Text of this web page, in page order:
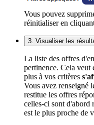
Vous pouvez
réinitialiser en
3. Visualiser les
La liste des offres
pertinence. Cela veut
plus à vos critères
Vous avez renseigné
restitue les offres
celles-ci sont d'abord
est le plus proche de